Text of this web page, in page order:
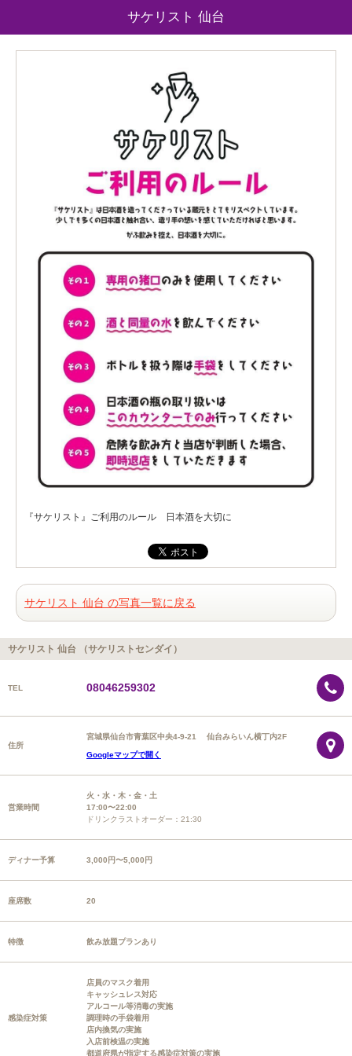
サケリスト 仙台
『サケリスト』ご利用のルール 日本酒を大切に
サケリスト 仙台 の写真一覧に戻る
サケリスト 仙台 （サケリストセンダイ）
TEL 08046259302
住所
宮城県仙台市青葉区中央4-9-21 仙台みらいん横丁内2F
Googleマップで開く
営業時間
火・水・木・金・土
17:00〜22:00
ドリンクラストオーダー：21:30
ディナー予算 3,000円〜5,000円
座席数 20
特徴 飲み放題プランあり
感染症対策
店員のマスク着用
キャッシュレス対応
アルコール等消毒の実施
調理時の手袋着用
店内換気の実施
入店前検温の実施
都道府県が指定する感染症対策の実施